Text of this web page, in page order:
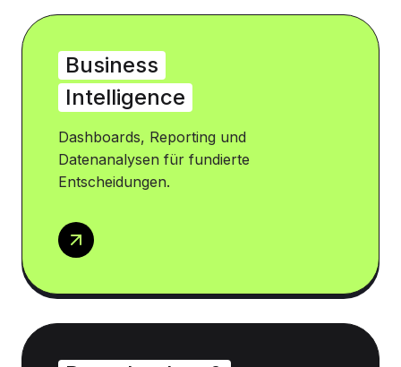
Business
Intelligence
Dashboards, Reporting und
Datenanalysen für fundierte
Entscheidungen.